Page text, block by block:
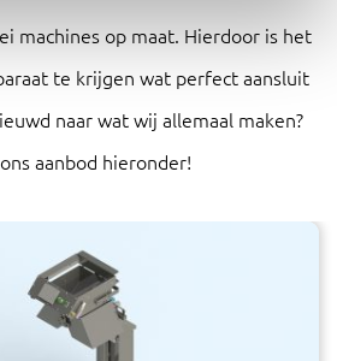
machines op maat. Hierdoor is het
te krijgen wat perfect aansluit
naar wat wij allemaal maken?
aanbod hieronder!